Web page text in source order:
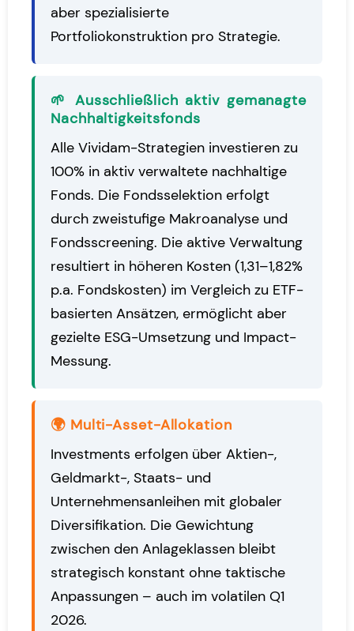
aber spezialisierte
Portfoliokonstruktion pro Strategie.
🌱 Ausschließlich aktiv gemanagte
Nachhaltigkeitsfonds
Alle Vividam-Strategien investieren zu
100% in aktiv verwaltete nachhaltige
Fonds. Die Fondsselektion erfolgt
durch zweistufige Makroanalyse und
Fondsscreening. Die aktive Verwaltung
resultiert in höheren Kosten (1,31–1,82%
p.a. Fondskosten) im Vergleich zu ETF-
basierten Ansätzen, ermöglicht aber
gezielte ESG-Umsetzung und Impact-
Messung.
🌍 Multi-Asset-Allokation
Investments erfolgen über Aktien-,
Geldmarkt-, Staats- und
Unternehmensanleihen mit globaler
Diversifikation. Die Gewichtung
zwischen den Anlageklassen bleibt
strategisch konstant ohne taktische
Anpassungen – auch im volatilen Q1
2026.